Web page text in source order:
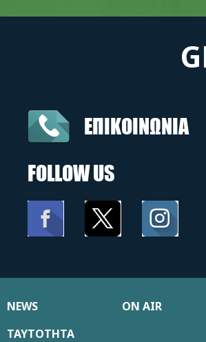
ΕΠΙΚΟΙΝΩΝΙΑ
FOLLOW US
NEWS ON AIR
ΤΑΥΤΟΤΗΤΑ